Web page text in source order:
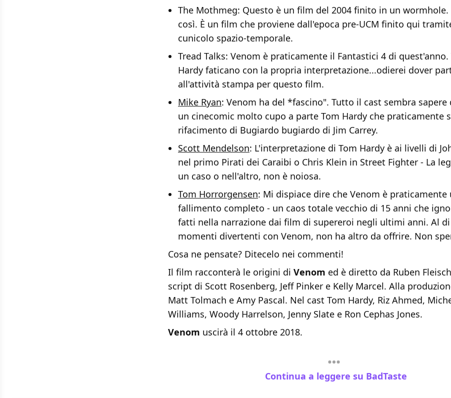
The Mothmeg: Questo è un film del 2004 finito in un wormhole.
così. È un film che proviene dall'epoca pre-UCM finito qui
cunicolo spazio-temporale.
Tread Talks: Venom è praticamente il Fantastici 4 di
Hardy faticano con la propria interpretazione...odierei dover
all'attività stampa per questo film.
: Venom ha del *fascino". Tutto il cast sembra
un cinecomic molto cupo a parte Tom Hardy che praticamente
rifacimento di Bugiardo bugiardo di Jim Carrey.
Scott Mendelson: L'interpretazione di Tom Hardy è ai livelli di
nel primo Pirati dei Caraibi o Chris Klein in Street Fighter - La
un caso o nell'altro, non è noiosa.
Tom Horrorgensen: Mi dispiace dire che Venom è praticamente
fallimento completo - un caos totale vecchio di 15 anni che
fatti nella narrazione dai film di supereroi negli ultimi anni. Al
momenti divertenti con Venom, non ha altro da offrire. Non
Cosa ne pensate? Ditecelo nei commenti!
Il film racconterà le origini di Venom ed è diretto da Ruben
script di Scott Rosenberg, Jeff Pinker e Kelly Marcel. Alla
Matt Tolmach e Amy Pascal. Nel cast Tom Hardy, Riz Ahmed,
Williams, Woody Harrelson, Jenny Slate e Ron Cephas Jones.
Venom uscirà il 4 ottobre 2018.
Continua a leggere su BadTaste